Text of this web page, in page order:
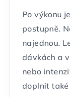
Po výkonu
postupně.
najednou.
dávkách a
nebo
doplnit také